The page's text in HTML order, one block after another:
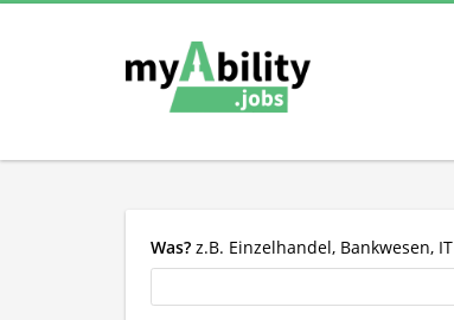
Was? z.B. Einzelhandel, Bankwesen, IT